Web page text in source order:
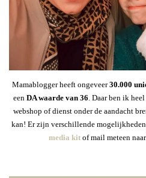
Mamablogger heeft ongeveer30.000
een DA waarde van 36 . Daar ben ik
webshop of dienst onder de aandacht
kan! Er zijn verschillende
media kitof mail meteen